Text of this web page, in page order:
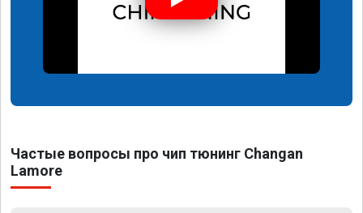
Частые вопросы про чип тюнинг Changan
Lamore